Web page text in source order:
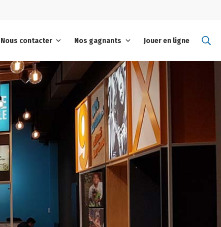
Nous contacter Nos gagnants Jouer en ligne